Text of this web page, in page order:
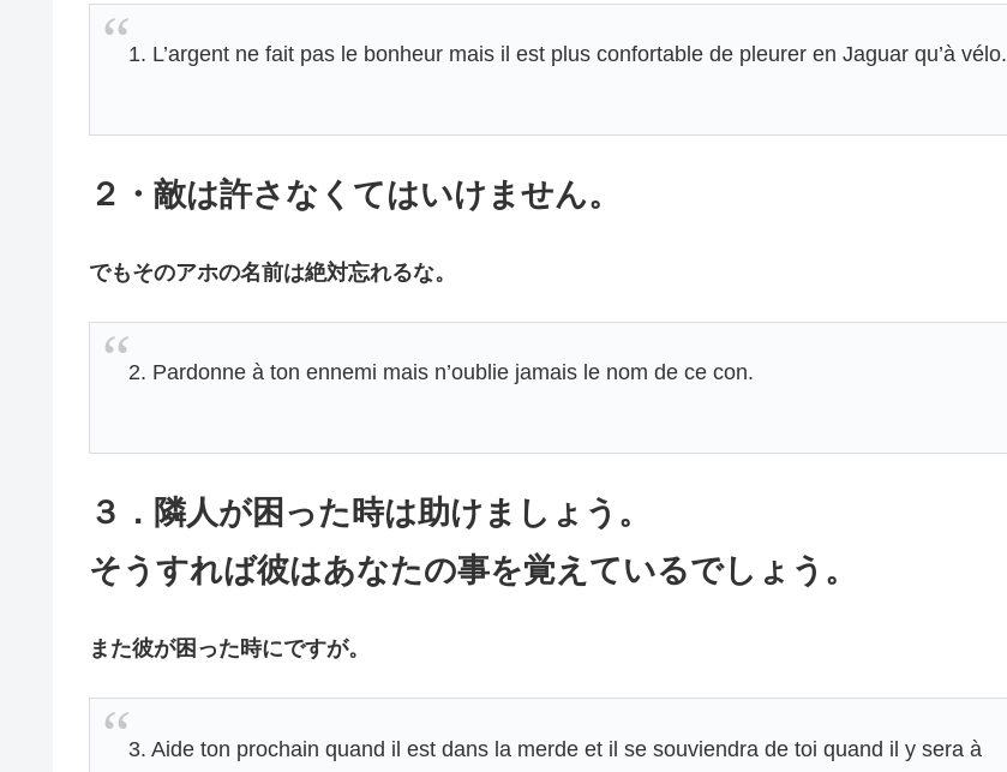
1. L’argent ne fait pas le bonheur mais il est plus confortable de pleurer en Jaguar qu’à vélo.
２・敵は許さなくてはいけません。
でもそのアホの名前は絶対忘れるな。
2. Pardonne à ton ennemi mais n’oublie jamais le nom de ce con.
３．隣人が困った時は助けましょう。
そうすれば彼はあなたの事を覚えているでしょう。
また彼が困った時にですが。
3. Aide ton prochain quand il est dans la merde et il se souviendra de toi quand il y sera à